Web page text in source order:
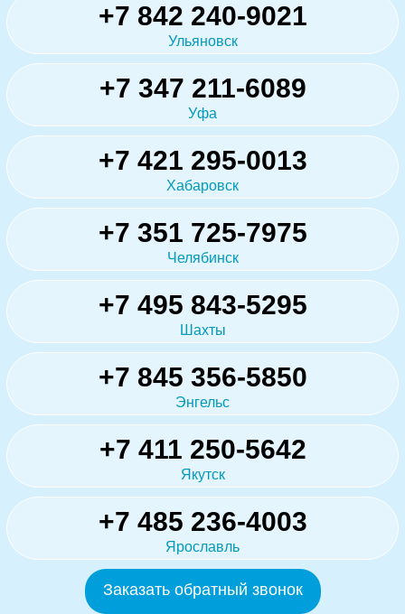
+7 842 240-9021
Ульяновск
+7 347 211-6089
Уфа
+7 421 295-0013
Хабаровск
+7 351 725-7975
Челябинск
+7 495 843-5295
Шахты
+7 845 356-5850
Энгельс
+7 411 250-5642
Якутск
+7 485 236-4003
Ярославль
Заказать обратный звонок